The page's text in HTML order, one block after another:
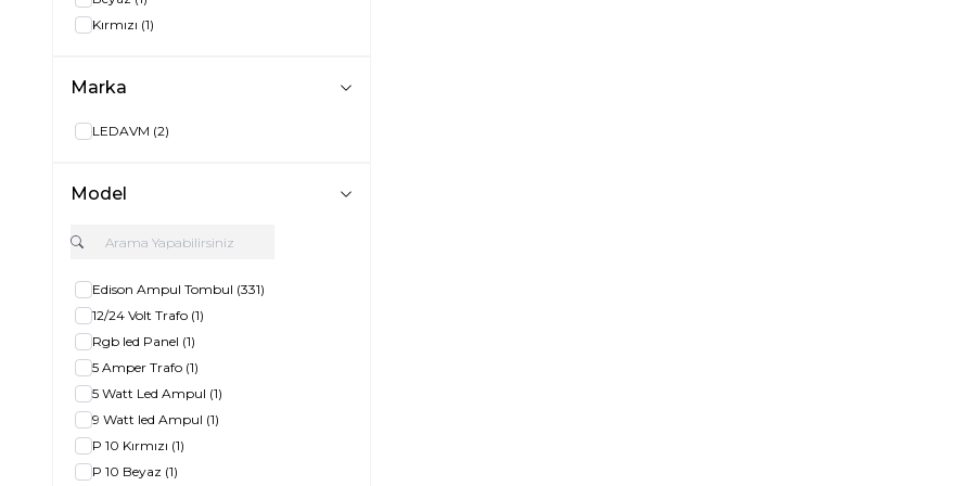
Kırmızı (1)
Marka
LEDAVM (2)
Model
Edison Ampul Tombul (331)
12/24 Volt Trafo (1)
Rgb led Panel (1)
5 Amper Trafo (1)
5 Watt Led Ampul (1)
9 Watt led Ampul (1)
P 10 Kırmızı (1)
P 10 Beyaz (1)